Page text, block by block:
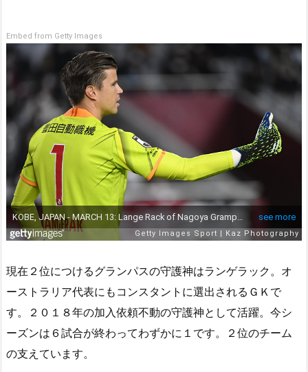
Embed from Getty Images
現在２位につけるグランパスの守護神はランゲラック。オ
ーストラリア代表にもコンスタントに選出されるＧＫで
す。２０１８年の加入依頼不動の守護神として活躍。今シ
ーズンは６試合が終わってわずかに１です。２位のチーム
の支えています。